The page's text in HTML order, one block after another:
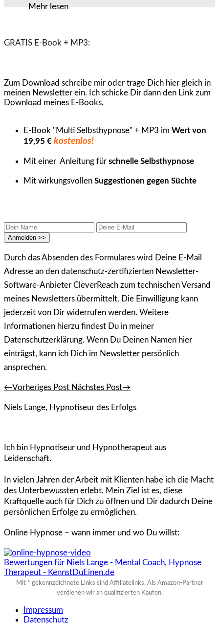
Mehr lesen
GRATIS E-Book + MP3:
Zum Download schreibe mir oder trage Dich hier gleich in
meinen Newsletter ein. Ich schicke Dir dann den Link zum
Download meines E-Books.
E-Book "Multi Selbsthypnose" + MP3 im Wert von
19,95 € kostenlos!
Mit einer Anleitung für schnelle Selbsthypnose
Mit wirkungsvollen Suggestionen gegen Süchte
Durch das Absenden des Formulares wird Deine E-Mail
Adresse an den datenschutz-zertifizierten Newsletter-
Software-Anbieter CleverReach zum technischen Versand
meines Newsletters übermittelt. Die Einwilligung kann
jederzeit von Dir widerrufen werden. Weitere
Informationen hierzu findest Du in meiner
Datenschutzerklärung. Wenn Du Deinen Namen hier
einträgst, kann ich Dich im Newsletter persönlich
ansprechen.
←Vorheriges Post Nächstes Post→
Niels Lange, Hypnotiseur des Erfolgs
Ich bin Hypnotiseur und Hypnotherapeut aus
Leidenschaft.
In vielen Jahren der Arbeit mit Klienten habe ich die Macht
des Unterbewussten erlebt. Mein Ziel ist es, diese
Kraftquelle auch für Dich zu öffnen und Dir dadurch Deine
persönlichen Erfolge zu ermöglichen.
Online Hypnose – wann immer und wo Du willst:
Bewertungen für Niels Lange - Mental Coach, Hypnose
Therapeut - KennstDuEinen.de
Mit * gekennzeichnete Links sind Affiliatelinks. Als Amazon-Partner
verdienen wir an qualifizierten Käufen.
Impressum
Datenschutz